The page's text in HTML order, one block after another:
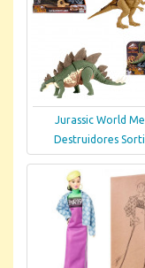
Jurassic World
Destruidores